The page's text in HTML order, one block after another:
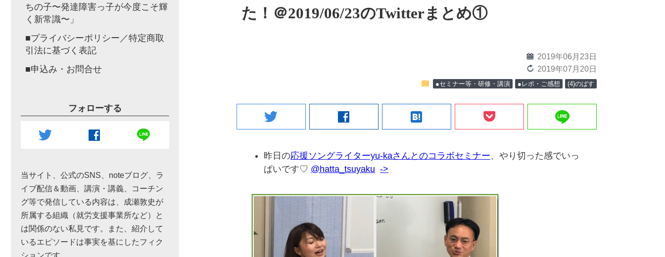
た！＠2019/06/23のTwitterまとめ①
calendar 2019年06月23日
reload 2019年07月20日
folder ●セミナー等・研修・講演 ●レポ・ご感想 (4)のばす
twitter facebook hatenabookmark line
昨日の応援ソングライターyu-kaさんとのコラボセミナー、やり切った感でいっ
ぱいです♡ @hatta_tsuyaku ->
ちの子〜発達障害っ子が今度こそ輝
く新常識〜」
■プライバシーポリシー／特定商取
引法に基づく表記
■申込み・お問合せ
フォローする
twitter facebook line
当サイト、公式のSNS、noteブログ、ラ
イブ配信＆動画、講演・講義、コーチン
グ等で発信している内容は、成瀬敦史が
所属する組織（就労支援事業所など）と
は関係のない私見です。また、紹介して
いるエピソードは事実を基にしたフィク
ションです。